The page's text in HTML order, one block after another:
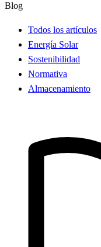
Blog
Todos los artículos
Energía Solar
Sostenibilidad
Normativa
Almacenamiento